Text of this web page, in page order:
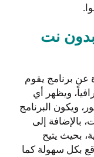
نت
عن برنامج يقوم
ويظهر أي
ويكون البرنامج
بالإضافة إلى
بحيث يتيح
بكل سهولة كما